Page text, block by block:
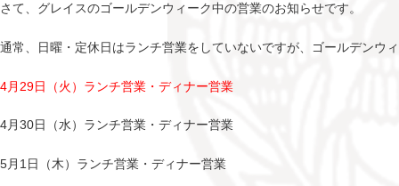
さて、グレイスのゴールデンウィーク中の営業のお知らせです。
通常、日曜・定休日はランチ営業をしていないですが、ゴールデンウ
4月29日（火）ランチ営業・ディナー営業
4月30日（水）ランチ営業・ディナー営業
5月1日（木）ランチ営業・ディナー営業